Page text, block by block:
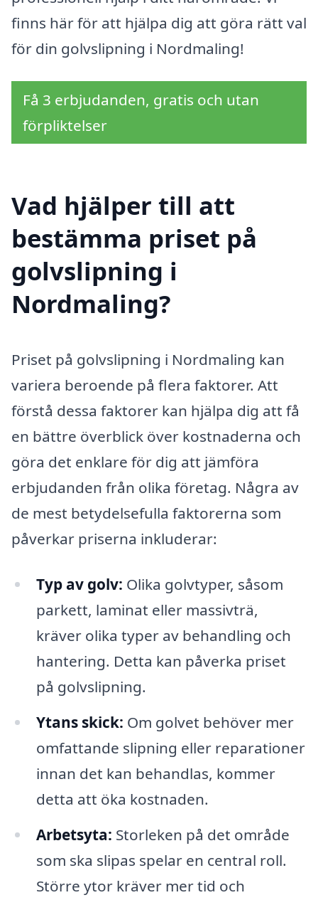
finns här för att hjälpa dig att göra rätt val
för din golvslipning i Nordmaling!
Få 3 erbjudanden, gratis och utan
förpliktelser
Vad hjälper till att
bestämma priset på
golvslipning i
Nordmaling?
Priset på golvslipning i Nordmaling kan
variera beroende på flera faktorer. Att
förstå dessa faktorer kan hjälpa dig att få
en bättre överblick över kostnaderna och
göra det enklare för dig att jämföra
erbjudanden från olika företag. Några av
de mest betydelsefulla faktorerna som
påverkar priserna inkluderar:
Typ av golv: Olika golvtyper, såsom
parkett, laminat eller massivträ,
kräver olika typer av behandling och
hantering. Detta kan påverka priset
på golvslipning.
Ytans skick: Om golvet behöver mer
omfattande slipning eller reparationer
innan det kan behandlas, kommer
detta att öka kostnaden.
Arbetsyta: Storleken på det område
som ska slipas spelar en central roll.
Större ytor kräver mer tid och